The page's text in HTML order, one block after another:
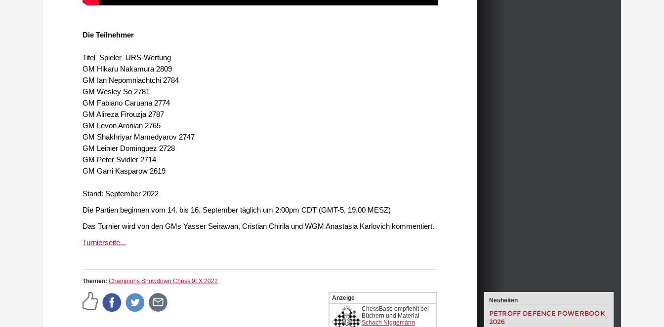
Die Teilnehmer
Titel Spieler URS-Wertung
GM Hikaru Nakamura 2809
GM Ian Nepomniachtchi 2784
GM Wesley So 2781
GM Fabiano Caruana 2774
GM Alireza Firouzja 2787
GM Levon Aronian 2765
GM Shakhriyar Mamedyarov 2747
GM Leinier Dominguez 2728
GM Peter Svidler 2714
GM Garri Kasparow 2619
Stand: September 2022
Die Partien beginnen vom 14. bis 16. September täglich um 2:00pm CDT (GMT-5, 19.00 MESZ)
Das Turnier wird von den GMs Yasser Seirawan, Cristian Chirila und WGM Anastasia Karlovich kommentiert.
Turnierseite...
Themen: Champions Showdown Chess 9LX 2022
Anzeige
ChessBase empfiehlt bei
Büchern und Material
Schach Niggemann
Neuheiten
PETROFF DEFENCE POWERBOOK
2026